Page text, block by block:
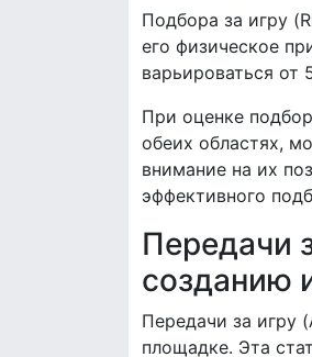
Подбора за игру
его физическое
варьироваться от
При оценке
обеих областях,
внимание на их
эффективного
Передачи
созданию
Передачи за игру
площадке. Эта